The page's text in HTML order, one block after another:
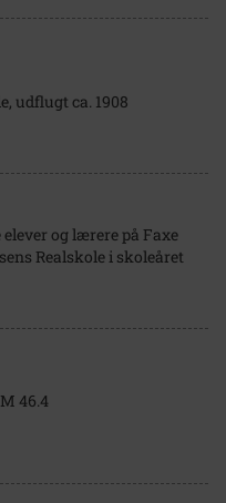
udflugt ca. 1908
og lærere på Faxe
Realskole i skoleåret
46.4